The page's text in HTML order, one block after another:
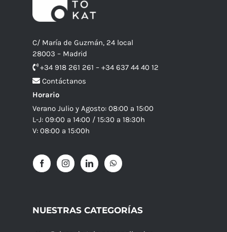
C/ María de Guzmán, 24 local
28003 – Madrid
+34 918 261 261 – +34 637 44 40 12
Contáctanos
Horario
Verano Julio y Agosto: 08:00 a 15:00
L-J: 09:00 a 14:00 / 15:30 a 18:30h
V: 08:00 a 15:00h
NUESTRAS CATEGORÍAS